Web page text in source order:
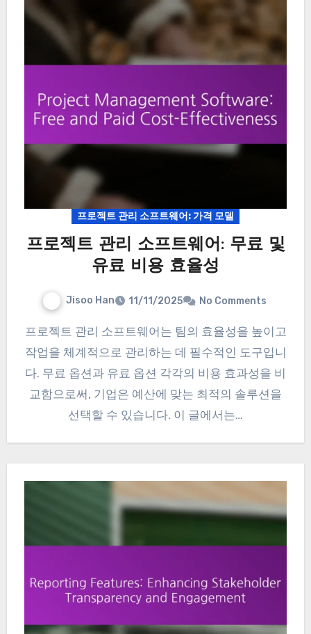
프로젝트 관리 소프트웨어: 가격 모델
프로젝트 관리 소프트웨어: 무료 및
유료 비용 효율성
Jisoo Han 11/11/2025 No Comments
프로젝트 관리 소프트웨어는 팀의 효율성을 높이고
작업을 체계적으로 관리하는 데 필수적인 도구입니
다. 무료 옵션과 유료 옵션 각각의 비용 효과성을 비
교함으로써, 기업은 예산에 맞는 최적의 솔루션을
선택할 수 있습니다. 이 글에서는…